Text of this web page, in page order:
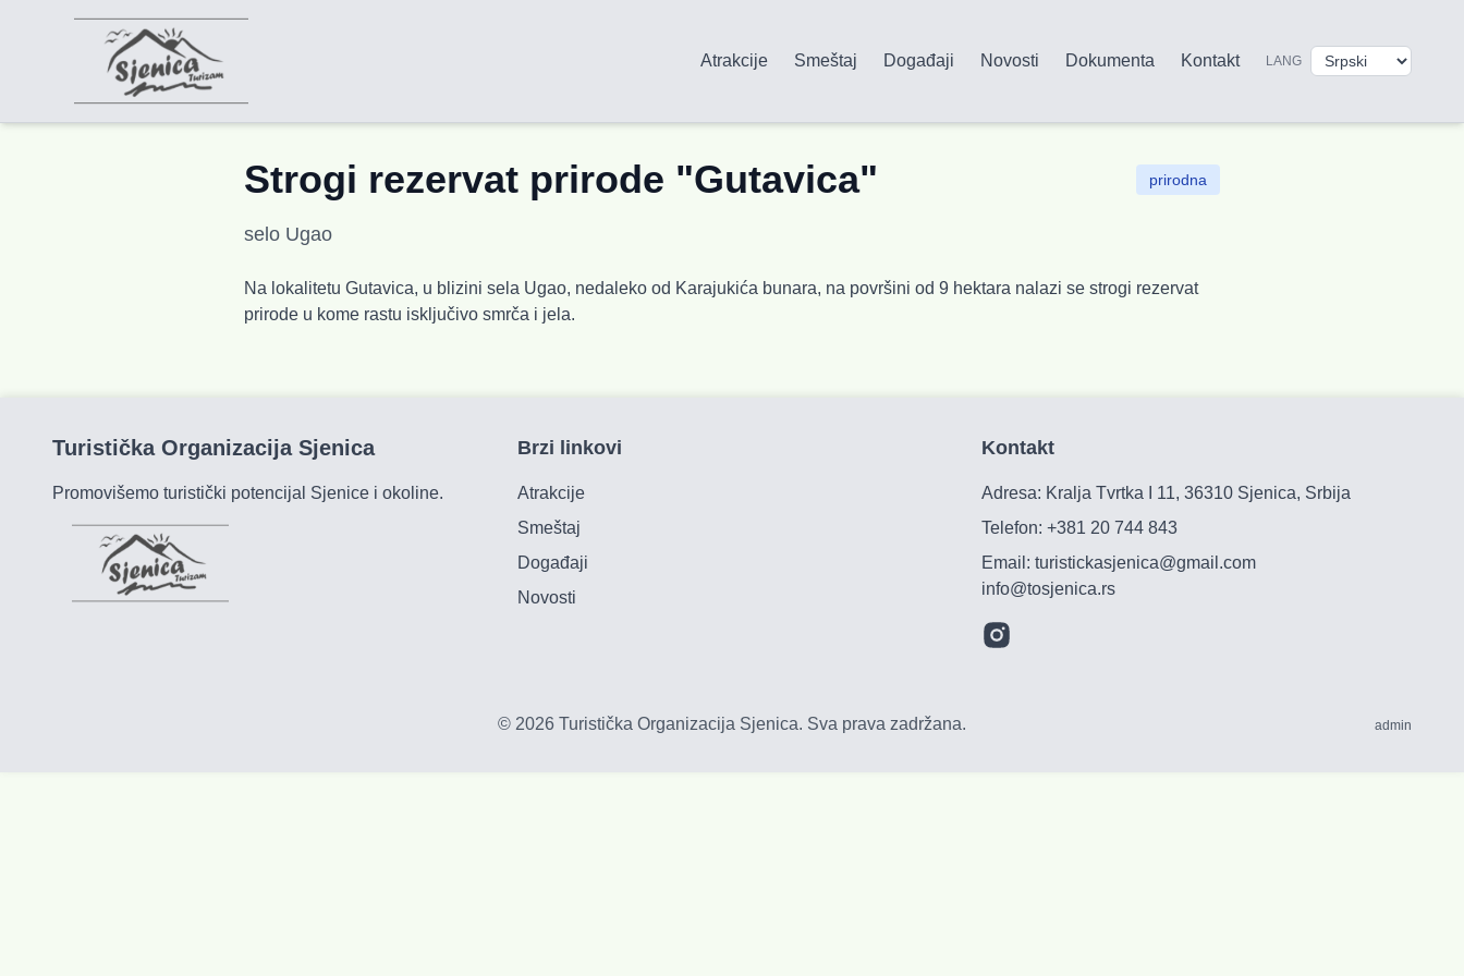
Atrakcije Smeštaj Događaji Novosti Dokumenta Kontakt LANG
Strogi rezervat prirode "Gutavica" prirodna
selo Ugao
Na lokalitetu Gutavica, u blizini sela Ugao, nedaleko od Karajukića bunara, na površini od 9 hektara nalazi se strogi rezervat
prirode u kome rastu isključivo smrča i jela.
Turistička Organizacija Sjenica
Promovišemo turistički potencijal Sjenice i okoline.
Brzi linkovi
Atrakcije
Smeštaj
Događaji
Novosti
Kontakt
Adresa: Kralja Tvrtka I 11, 36310 Sjenica, Srbija
Telefon: +381 20 744 843
Email:turistickasjenica@gmail.com
info@tosjenica.rs
© 2026 Turistička Organizacija Sjenica. Sva prava zadržana. admin